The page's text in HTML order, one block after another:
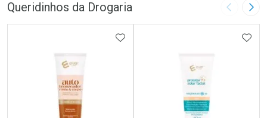
Queridinhos da Drogaria Imagem
ADICIONAR AOS FAVORITOS